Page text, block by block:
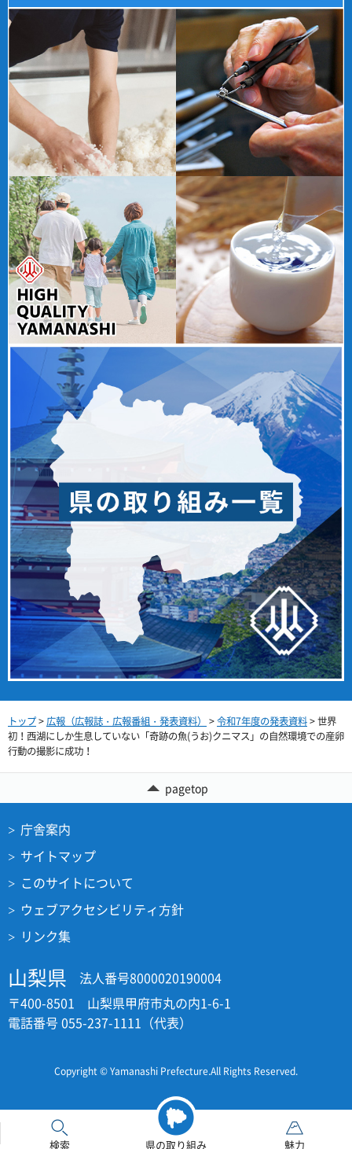
検索 県の取り組み 魅力
トップ>広報（広報誌・広報番組・発表資料） >令和7年度の発表資料> 世界
初！西湖にしか生息していない「奇跡の魚(うお)クニマス」の自然環境での産卵
行動の撮影に成功！
pagetop
庁舎案内
サイトマップ
このサイトについて
ウェブアクセシビリティ方針
リンク集
山梨県
法人番号8000020190004
〒400-8501 山梨県甲府市丸の内1-6-1
電話番号 055-237-1111（代表）
Copyright © Yamanashi Prefecture.All Rights Reserved.